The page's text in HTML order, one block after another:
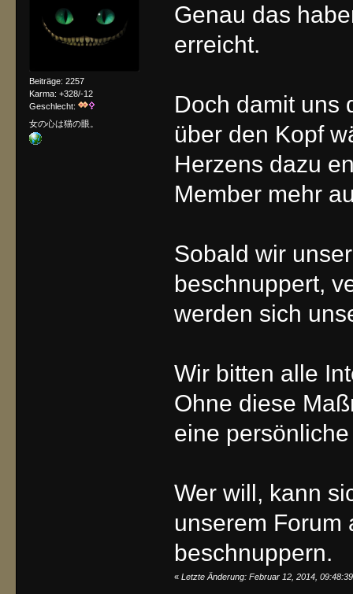
Beiträge: 2257
Karma: +328/-12
Geschlecht:
女の心は猫の眼。
Genau das
erreicht.
Doch damit uns
über den Kopf
Herzens dazu
Member mehr
Sobald wir
beschnuppert,
werden sich
Wir bitten alle
Ohne diese
eine
Wer will, kann
unserem Forum
beschnuppern.
« Letzte Änderung: Februar 12, 2014,